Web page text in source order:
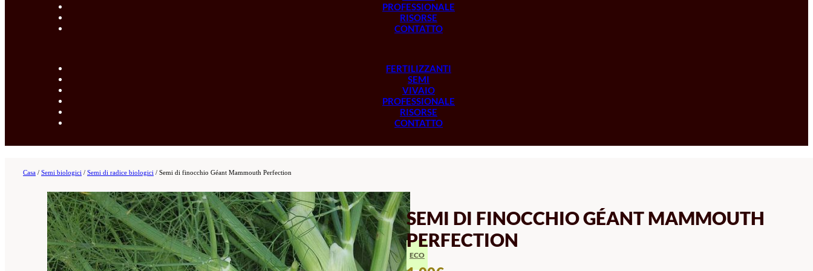
PROFESSIONALE
RISORSE
CONTATTO
FERTILIZZANTI
SEMI
VIVAIO
PROFESSIONALE
RISORSE
CONTATTO
Casa / Semi biologici / Semi di radice biologici / Semi di finocchio Géant Mammouth Perfection
SEMI DI FINOCCHIO GÉANT MAMMOUTH
PERFECTION
ECO